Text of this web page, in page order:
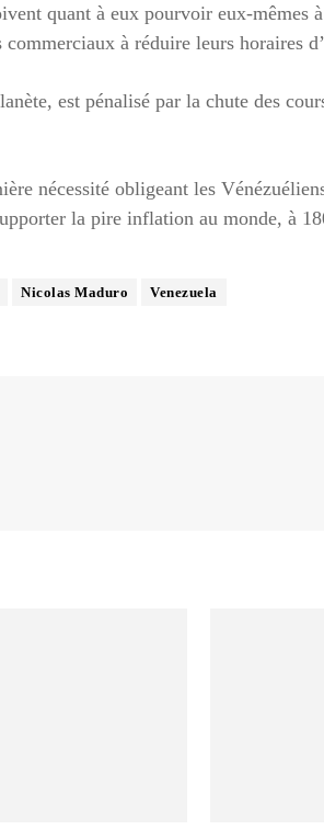
quant à eux pourvoir eux-mêmes
à réduire leurs horaires
est pénalisé par la chute des
nécessité obligeant les
la pire inflation au monde, à
Nicolas Maduro Venezuela